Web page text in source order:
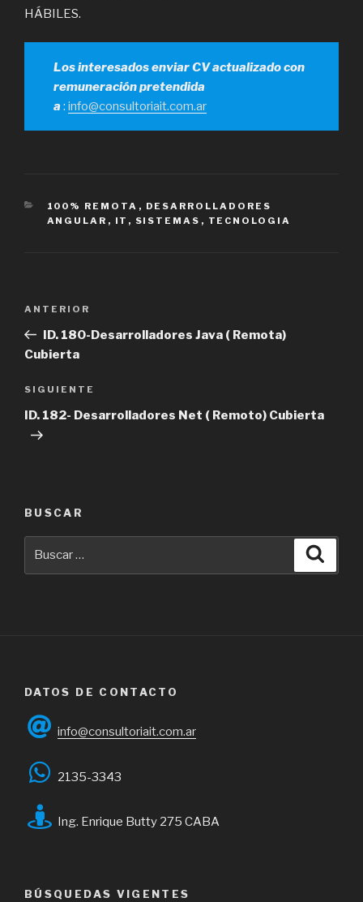
HÁBILES.
Los interesados enviar CV actualizado con
remuneración pretendida
a: info@consultoriait.com.ar
CATEGORÍAS
100% REMOTA , DESARROLLADORES
ANGULAR , IT , SISTEMAS , TECNOLOGIA
entradas
Entrada
anterior
ANTERIOR
ID. 180-Desarrolladores Java ( Remota)
Cubierta
Siguiente
entrada
SIGUIENTE
ID. 182- Desarrolladores Net ( Remoto) Cubierta
BUSCAR
DATOS DE CONTACTO
info@consultoriait.com.ar
2135-3343
Ing. Enrique Butty 275 CABA
BÚSQUEDAS VIGENTES